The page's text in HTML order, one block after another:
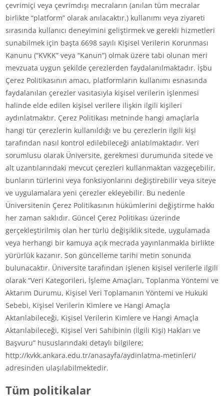
çevrimiçi veya çevrimdışı mecraların (anılan tüm mecralar
birlikte “platform” olarak anılacaktır.) kullanımı veya ziyareti
sırasında kullanıcı deneyimini geliştirmek ve gerekli hizmetleri
sunabilmek için başta 6698 sayılı Kişisel Verilerin Korunması
Kanunu (“KVKK” veya “Kanun”) olmak üzere tabi olunan meri
mevzuata uygun şekilde çerezlerden faydalanılmaktadır. İşbu
Çerez Politikasının amacı, platformların kullanımı esnasında
faydalanılan çerezler vasıtasıyla kişisel verilerin işlenmesi
halinde elde edilen kişisel verilere ilişkin ilgili kişileri
aydınlatmaktır. Çerez Politikası metninde hangi amaçlarla
hangi tür çerezlerin kullanıldığı ve bu çerezlerin ilgili kişi
tarafından nasıl kontrol edilebileceği anlatılmaktadır. Veri
sorumlusu olarak Üniversite, gerekmesi durumunda sitede ve
alt uzantılarındaki mevcut çerezleri kullanmaktan vazgeçebilir,
bunların türlerini veya fonksiyonlarını değiştirebilir veya siteye
ve uygulamalara yeni çerezler ekleyebilir. Bu nedenle
Üniversitenin Çerez Politikasının hükümlerini değiştirme hakkı
her zaman saklıdır. Güncel Çerez Politikası üzerinde
gerçekleştirilmiş olan her türlü değişiklik sitede, uygulamada
veya herhangi bir kamuya açık mecrada yayınlanmakla birlikte
yürürlük kazanır. Son güncelleme tarihi metin sonunda
bulunacaktır. Üniversite tarafından işlenen kişisel verilerle ilgili
olarak “Veri Kategorileri, İşleme Amaçları, Toplanma Yöntemi ve
Aktarım Durumu, Kişisel Veri Toplamanın Yöntemi ve Hukuki
Sebebi, Kişisel Verilerin Kimlere ve Hangi Amaçla
Aktarılabileceği, Kişisel Verilerin Kimlere ve Hangi Amaçla
Aktarılabileceği, Kişisel Veri Sahibinin (İlgili Kişi) Hakları ve
Başvuru” hususlarındaki detaylı bilgilere;
http://kvkk.ankara.edu.tr/anasayfa/aydinlatma-metinleri/
adresinden ulaşılabilmektedir.
Tüm politikalar